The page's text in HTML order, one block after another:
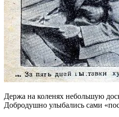
Держа на коленях небольшую
Добродушно улыбались сами